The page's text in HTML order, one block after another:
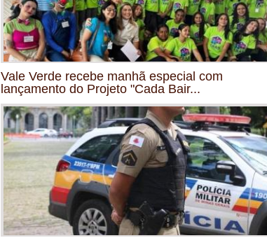
Vale Verde recebe manhã especial com
lançamento do Projeto "Cada Bair...